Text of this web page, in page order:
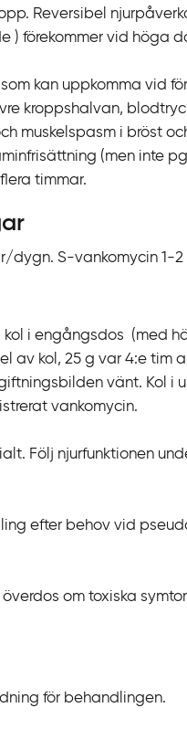
Reversibel
) förekommer vid höga
kan uppkomma vid
kroppshalvan,
muskelspasm i bröst
(men inte
timmar.
dygn. S-vankomycin 1-
i engångsdos (med
av kol, 25 g var 4:e tim
vänt. Kol i
vankomycin.
Följ njurfunktionen
efter behov vid
om toxiska
för behandlingen.